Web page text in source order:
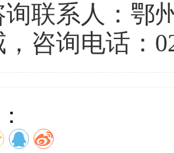
询联系人：鄂
咨询电话：